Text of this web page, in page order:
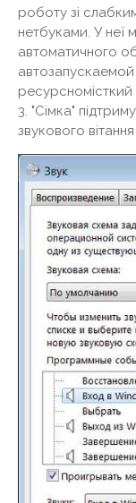
роботу зі
нетбуками. У неї
автоматичного
ресурсномісткий
3. "Сімка"
звукового